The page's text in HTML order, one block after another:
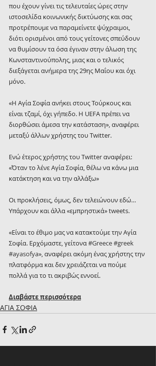
που έχουν γίνει τις τελευταίες ώρες στην
ιστοσελίδα κοινωνικής δικτύωσης και σας
προτρέπουμε να παραμείνετε ψύχραιμοι,
διότι ορισμένοι από τους γείτονες σπεύδουν
να θυμίσουν τα όσα έγιναν στην άλωση της
Κωνσταντινούπολης, μιας και ο τελικός
διεξάγεται ανήμερα της 29ης Μαΐου και όχι
μόνο.
«Η Αγία Σοφία ανήκει στους Τούρκους και
είναι τζαμί, όχι γήπεδο. Η UEFA πρέπει να
διορθώσει άμεσα την κατάσταση», αναφέρει
μεταξύ άλλων χρήστης του Twitter.
Ενώ έτερος χρήστης του Twitter αναφέρει:
«Όταν το λένε Αγία Σοφία, θέλω να κάνω μια
κατάκτηση και να την αλλάξω»
Οι προκλήσεις, όμως, δεν τελειώνουν εδώ…
Υπάρχουν και άλλα «εμπρηστικά» tweets.
«Είναι το έθιμο μας να κατακτούμε την Αγία
Σοφία. Ερχόμαστε, γείτονα #Greece#greek
#ayasofya», αναφέρει ακόμη ένας χρήστης την
πλατφόρμα και δεν χρειάζεται να πούμε
πολλά για το τι ακριβώς εννοεί.
Διαβάστε περισσότερα
ΑΓΙΑ ΣΟΦΙΑ